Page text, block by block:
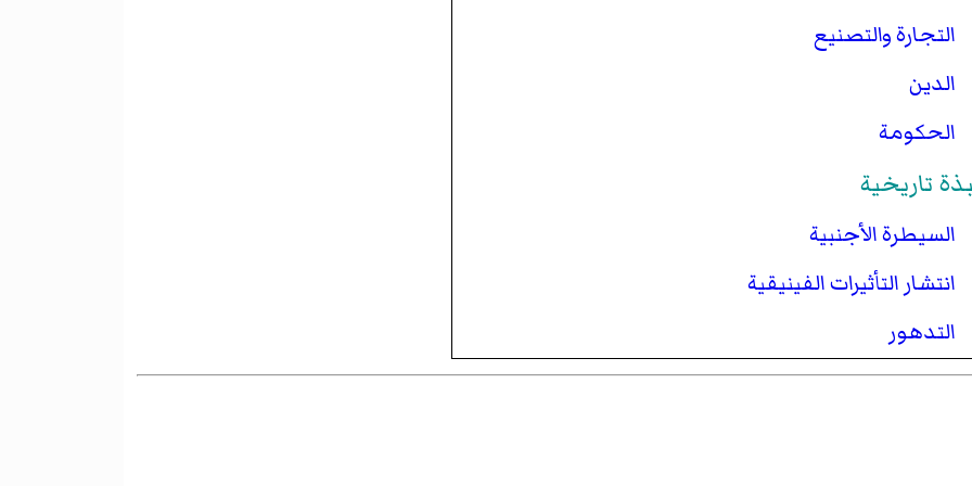
التجارة والتصنيع
الدين
الحكومة
تاريخية
السيطرة الأجنبية
انتشار التأثيرات الفينيقية
التدهور